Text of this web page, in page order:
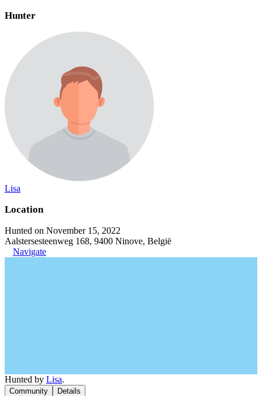
Hunter
Lisa
Location
Hunted on November 15, 2022
Aalstersesteenweg 168, 9400 Ninove, België
Navigate
Hunted by Lisa.
Community Details